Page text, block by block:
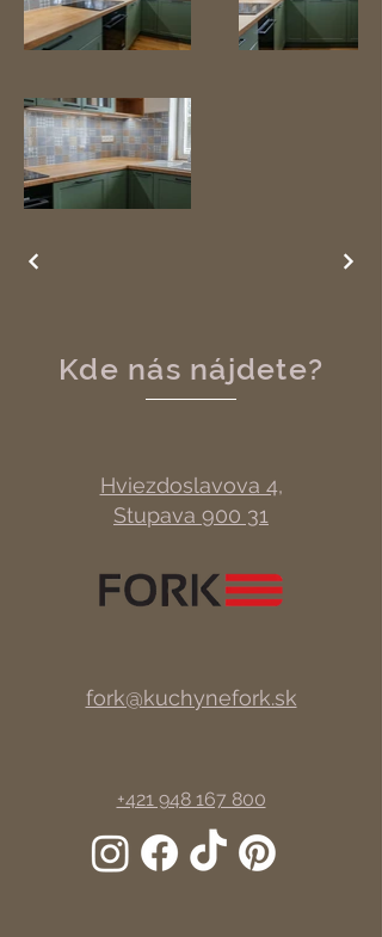
Kde nás nájdete?
Hviezdoslavova 4,
Stupava 900 31
fork@kuchynefork.sk
+421 948 167 800